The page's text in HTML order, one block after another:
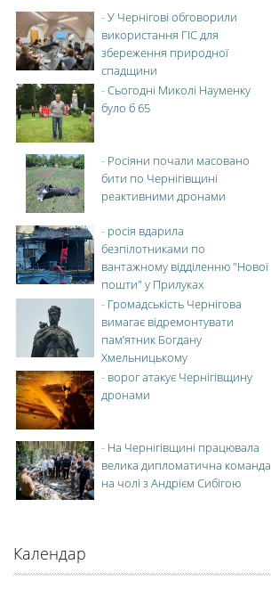
-У Чернігові обговорили
використання ГІС для
збереження природної
спадщини
-Сьогодні Миколі Науменку
було б 65
- Росіяни почали масовано
бити по Чернігівщині
реактивними дронами
- росія вдарила
безпілотниками по
вантажному відділенню "Нової
пошти" у Прилуках
- Громадськість Чернігова
вимагає відремонтувати
пам’ятник Богдану
Хмельницькому
- ворог атакує Чернігівщину
дронами
- На Чернігівщині працювала
велика дипломатична команда
на чолі з Андрієм Сибігою
Календар